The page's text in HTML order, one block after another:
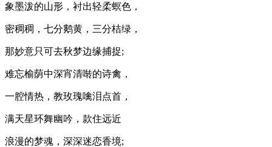
象墨泼的山形，衬出轻柔螟色，
密稠稠，七分鹅黄，三分桔绿，
那妙意只可去秋梦边缘捕捉;
难忘榆荫中深宵清啭的诗禽，
一腔情热，教玫瑰噙泪点首，
满天星环舞幽吟，款住远近
浪漫的梦魂，深深迷恋香境;